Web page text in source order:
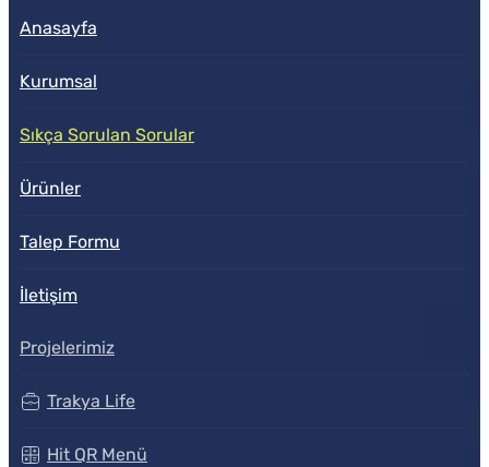
Anasayfa
Kurumsal
Sıkça Sorulan Sorular
Ürünler
Talep Formu
İletişim
Projelerimiz
Trakya Life
Hit QR Menü